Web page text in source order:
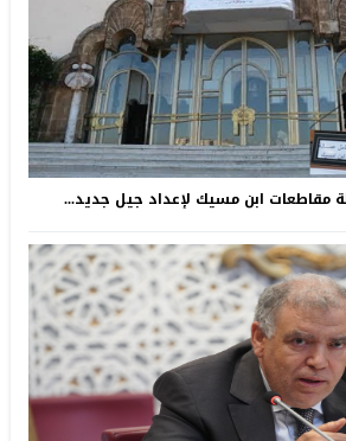
مقاطعات ابن مسيك لإعداد جيل جديد...